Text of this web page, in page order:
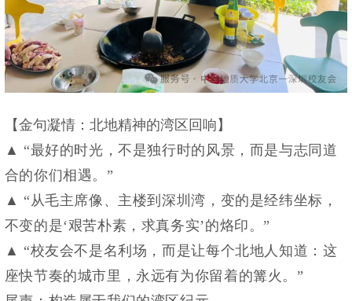
【金句凝情：北地精神的湾区回响】
▲ “最好的时光，不是独行时的风景，而是与志同道
合的你们相遇。”
▲ “从毛主席像、主楼到深圳湾，变的是经纬坐标，
不变的是‘艰苦朴素，求真务实’的烙印。”
▲ “校友会不是名利场，而是让每个北地人知道：这
座快节奏的城市里，永远有为你留着的篝火。”